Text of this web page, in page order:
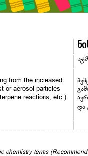
from the increased
or aerosol particles
reactions, etc.).
და
chemistry terms